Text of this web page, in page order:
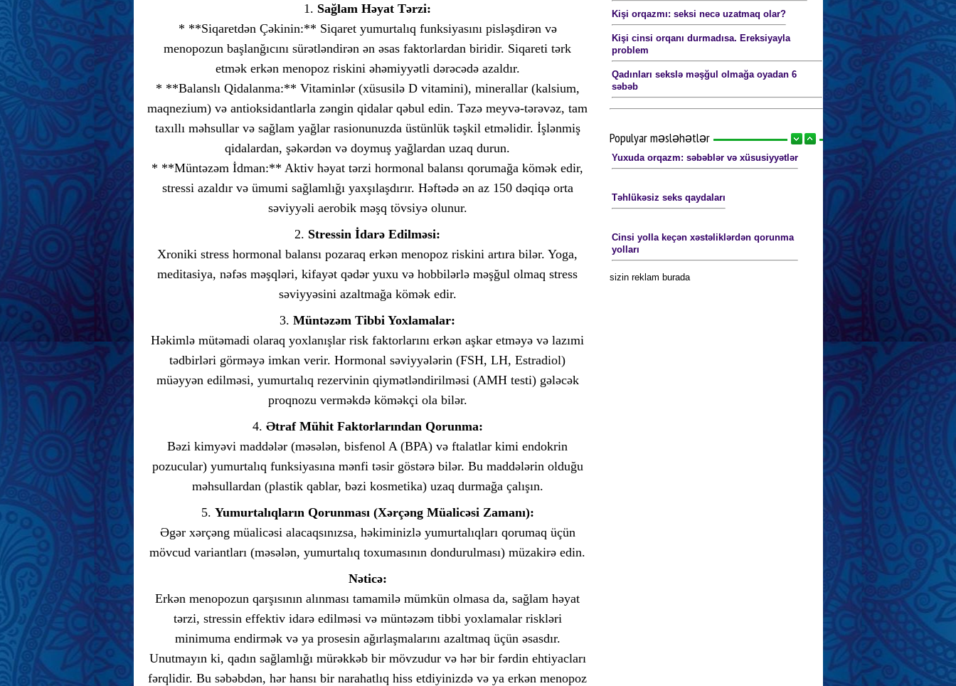
1. Sağlam Həyat Tərzi:
* **Siqaretdən Çəkinin:** Siqaret yumurtalıq funksiyasını pisləşdirən və
menopozun başlanğıcını sürətləndirən ən əsas faktorlardan biridir. Siqareti tərk
etmək erkən menopoz riskini əhəmiyyətli dərəcədə azaldır.
* **Balanslı Qidalanma:** Vitaminlər (xüsusilə D vitamini), minerallar (kalsium,
maqnezium) və antioksidantlarla zəngin qidalar qəbul edin. Təzə meyvə-tərəvəz, tam
taxıllı məhsullar və sağlam yağlar rasionunuzda üstünlük təşkil etməlidir. İşlənmiş
qidalardan, şəkərdən və doymuş yağlardan uzaq durun.
* **Müntəzəm İdman:** Aktiv həyat tərzi hormonal balansı qorumağa kömək edir,
stressi azaldır və ümumi sağlamlığı yaxşılaşdırır. Həftədə ən az 150 dəqiqə orta
səviyyəli aerobik məşq tövsiyə olunur.
2. Stressin İdarə Edilməsi:
Xroniki stress hormonal balansı pozaraq erkən menopoz riskini artıra bilər. Yoga,
meditasiya, nəfəs məşqləri, kifayət qədər yuxu və hobbilərlə məşğul olmaq stress
səviyyəsini azaltmağa kömək edir.
3. Müntəzəm Tibbi Yoxlamalar:
Həkimlə mütəmadi olaraq yoxlanışlar risk faktorlarını erkən aşkar etməyə və lazımi
tədbirləri görməyə imkan verir. Hormonal səviyyələrin (FSH, LH, Estradiol)
müəyyən edilməsi, yumurtalıq rezervinin qiymətləndirilməsi (AMH testi) gələcək
proqnozu verməkdə köməkçi ola bilər.
4. Ətraf Mühit Faktorlarından Qorunma:
Bəzi kimyəvi maddələr (məsələn, bisfenol A (BPA) və ftalatlar kimi endokrin
pozucular) yumurtalıq funksiyasına mənfi təsir göstərə bilər. Bu maddələrin olduğu
məhsullardan (plastik qablar, bəzi kosmetika) uzaq durmağa çalışın.
5. Yumurtalıqların Qorunması (Xərçəng Müalicəsi Zamanı):
Əgər xərçəng müalicəsi alacaqsınızsa, həkiminizlə yumurtalıqları qorumaq üçün
mövcud variantları (məsələn, yumurtalıq toxumasının dondurulması) müzakirə edin.
Nəticə:
Erkən menopozun qarşısının alınması tamamilə mümkün olmasa da, sağlam həyat
tərzi, stressin effektiv idarə edilməsi və müntəzəm tibbi yoxlamalar riskləri
minimuma endirmək və ya prosesin ağırlaşmalarını azaltmaq üçün əsasdır.
Unutmayın ki, qadın sağlamlığı mürəkkəb bir mövzudur və hər bir fərdin ehtiyacları
fərqlidir. Bu səbəbdən, hər hansı bir narahatlıq hiss etdiyinizdə və ya erkən menopoz
Kişi orqazmı: seksi necə uzatmaq olar?
Kişi cinsi orqanı durmadısa. Ereksiyayla
problem
Qadınları sekslə məşğul olmağa oyadan 6
səbəb
Populyar məsləhətlər
Yuxuda orqazm: səbəblər və xüsusiyyətlər
Təhlükəsiz seks qaydaları
Cinsi yolla keçən xəstəliklərdən qorunma
yolları
İntim gigiyena qaydaları
sizin reklam burada